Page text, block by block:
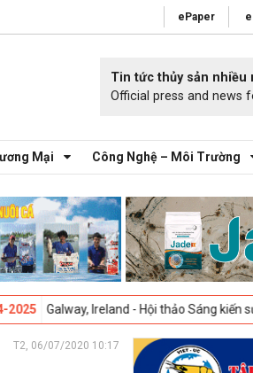
ePaper
Tin tức thủy sản nhiều
Official press and news
Mại Công Nghệ – Môi Trường
- Hội thảo Sáng kiến sức khỏe mang cá
T2, 06/07/2020 10:17